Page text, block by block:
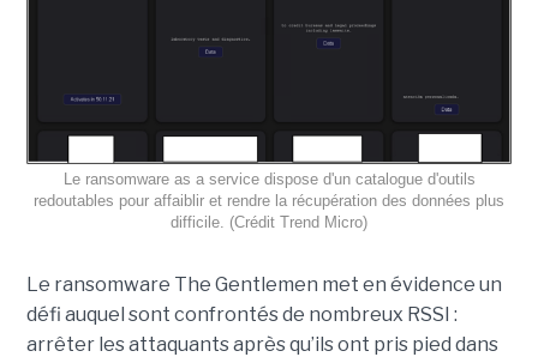
Le ransomware as a service dispose d'un catalogue d'outils
redoutables pour affaiblir et rendre la récupération des données plus
difficile. (Crédit Trend Micro)
Le ransomware The Gentlemen met en évidence un
défi auquel sont confrontés de nombreux RSSI :
arrêter les attaquants après qu’ils ont pris pied dans